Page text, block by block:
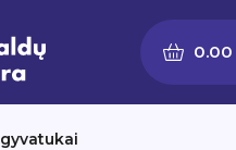
0.00
gyvatukai